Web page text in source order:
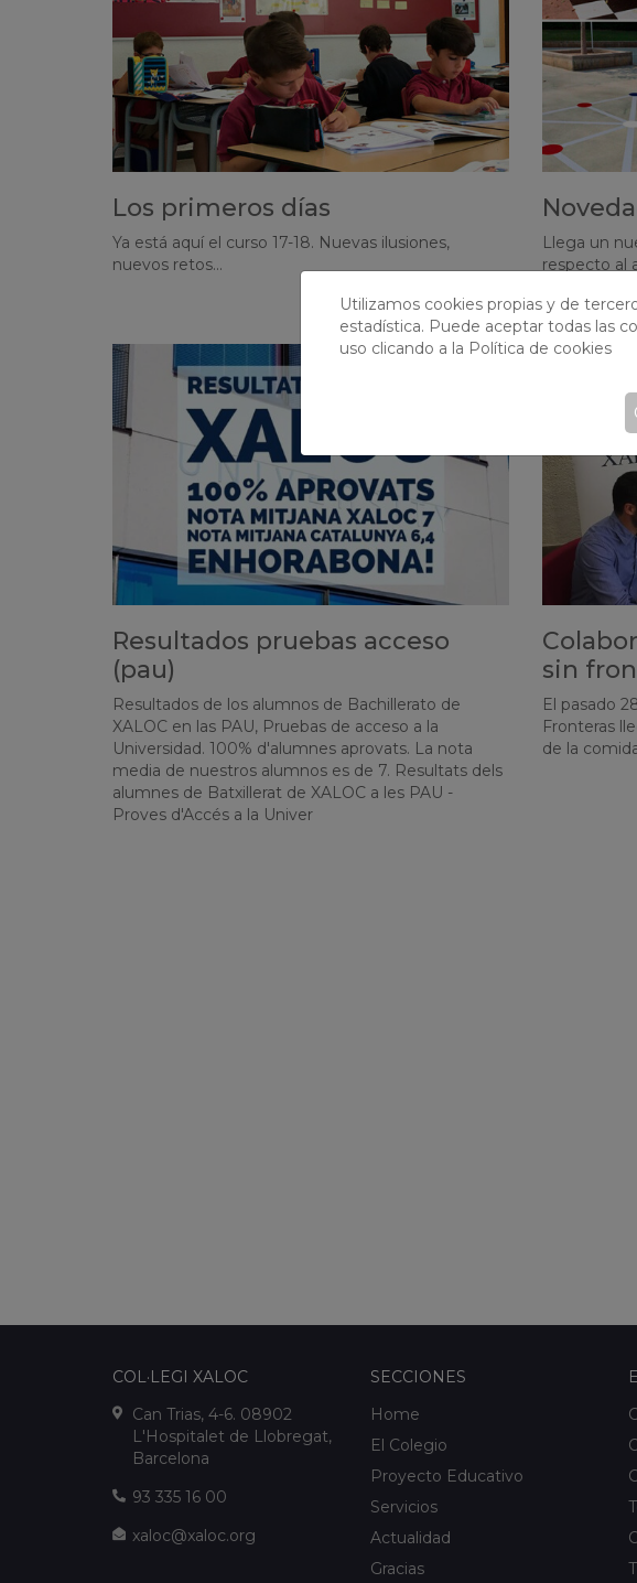
Los primeros días
Ya está aquí el curso 17-18. Nuevas ilusiones,
nuevos retos...
Llega un
respecto al
Resultados pruebas acceso
(pau)
Resultados de los alumnos de Bachillerato de
XALOC en las PAU, Pruebas de acceso a la
Universidad. 100% d'alumnes aprovats. La nota
media de nuestros alumnos es de 7. Resultats dels
alumnes de Batxillerat de XALOC a les PAU -
Proves d'Accés a la Univer
sin
El pasado
Fronteras
de la
COL·LEGI XALOC
Can Trias, 4-6. 08902
L'Hospitalet de Llobregat,
Barcelona
93 335 16 00
xaloc@xaloc.org
SECCIONES
Home
El Colegio
Proyecto Educativo
Servicios
Actualidad
Gracias
Utilizamos cookies propias y de
estadística. Puede aceptar todas las
uso clicando a la Política de cookies